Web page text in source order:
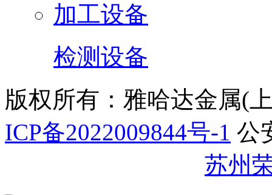
加工设备
检测设备
版权所有：雅哈达金属(
ICP备2022009844号-1 公
苏州